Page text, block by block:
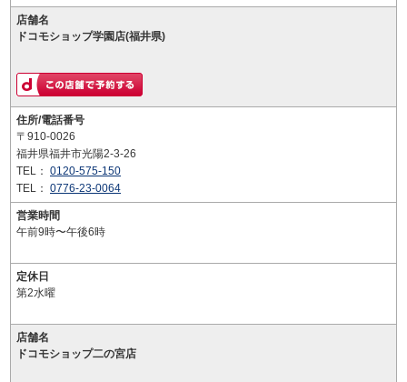
店舗名
ドコモショップ学園店(福井県)
住所/電話番号
〒910-0026
福井県福井市光陽2-3-26
TEL： 0120-575-150
TEL： 0776-23-0064
営業時間
午前9時〜午後6時
定休日
第2水曜
店舗名
ドコモショップ二の宮店